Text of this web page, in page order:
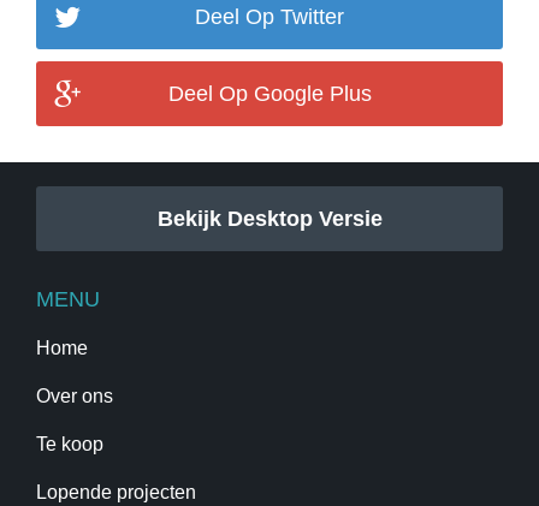
Deel Op Twitter
Deel Op Google Plus
Bekijk Desktop Versie
MENU
Home
Over ons
Te koop
Lopende projecten